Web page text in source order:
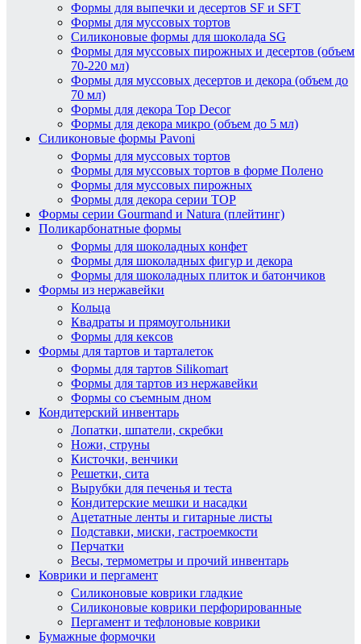
Формы для выпечки и десертов SF и SFT
Формы для муссовых тортов
Силиконовые формы для шоколада SG
Формы для муссовых пирожных и десертов (объем
70-220 мл)
Формы для муссовых десертов и декора (объем до
70 мл)
Формы для декора Top Decor
Формы для декора микро (объем до 5 мл)
Силиконовые формы Pavoni
Формы для муссовых тортов
Формы для муссовых тортов в форме Полено
Формы для муссовых пирожных
Формы для декора серии TOP
Формы серии Gourmand и Natura (плейтинг)
Поликарбонатные формы
Формы для шоколадных конфет
Формы для шоколадных фигур и декора
Формы для шоколадных плиток и батончиков
Формы из нержавейки
Кольца
Квадраты и прямоугольники
Формы для кексов
Формы для тартов и тарталеток
Формы для тартов Silikomart
Формы для тартов из нержавейки
Формы со съемным дном
Кондитерский инвентарь
Лопатки, шпатели, скребки
Ножи, струны
Кисточки, венчики
Решетки, сита
Вырубки для печенья и теста
Кондитерские мешки и насадки
Ацетатные ленты и гитарные листы
Подставки, миски, гастроемкости
Перчатки
Весы, термометры и прочий инвентарь
Коврики и пергамент
Силиконовые коврики гладкие
Силиконовые коврики перфорированные
Пергамент и тефлоновые коврики
Бумажные формочки